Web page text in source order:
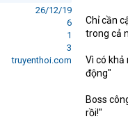
26/12/19
6
1
3
truyenthoi.com
Chỉ cần
trong cả
Vì có khả
động"
Boss
rồi!"